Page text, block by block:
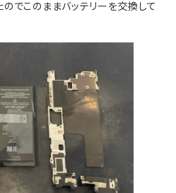
でこのままバッテリーを交換して